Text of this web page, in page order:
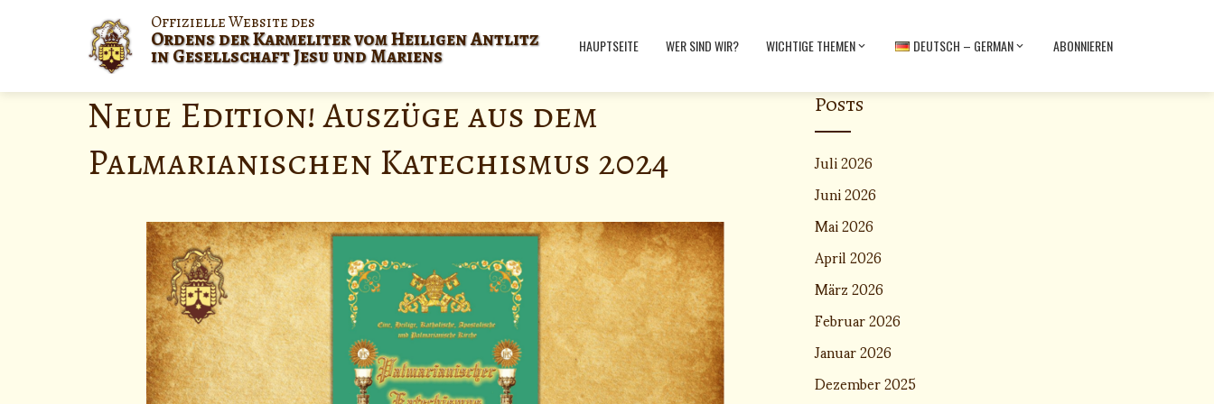
Offizielle Website des
Ordens der Karmeliter vom Heiligen Antlitz
in Gesellschaft Jesu und Mariens HAUPTSEITE WER SIND WIR? WICHTIGE THEMEN DEUTSCH – GERMAN ABONNIEREN
Neue Edition! Auszüge aus dem
Palmarianischen Katechismus 2024
Posts
Juli 2026
Juni 2026
Mai 2026
April 2026
März 2026
Februar 2026
Januar 2026
Dezember 2025